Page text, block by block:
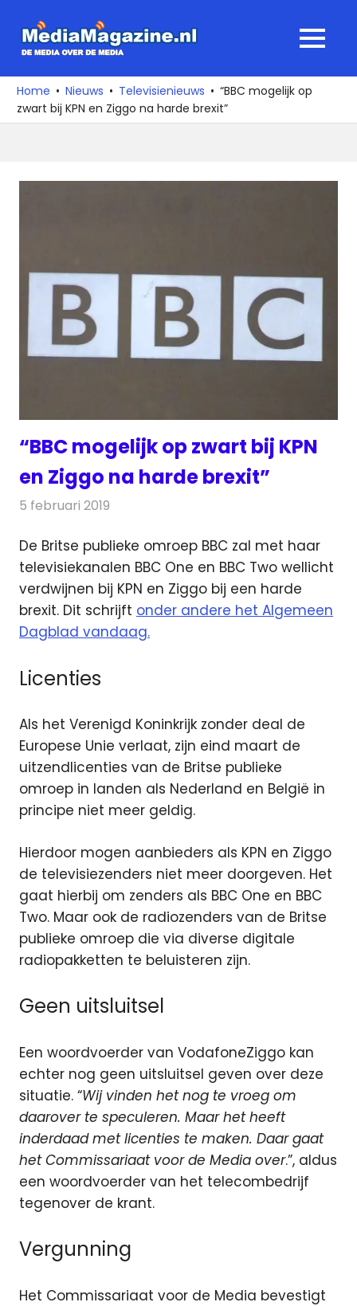
naar
media
over
de
MENU
Home Nieuws Televisienieuws
“BBC mogelijk op
zwart bij KPN en Ziggo na harde brexit”
“BBC mogelijk op zwart bij KPN
en Ziggo na harde brexit”
5 februari 2019
De Britse publieke omroep BBC zal met haar
televisiekanalen BBC One en BBC Two wellicht
verdwijnen bij KPN en Ziggo bij een harde
brexit. Dit schrijft onder andere het Algemeen
Dagblad vandaag.
Licenties
Als het Verenigd Koninkrijk zonder deal de
Europese Unie verlaat, zijn eind maart de
uitzendlicenties van de Britse publieke
omroep in landen als Nederland en België in
principe niet meer geldig.
Hierdoor mogen aanbieders als KPN en Ziggo
de televisiezenders niet meer doorgeven. Het
gaat hierbij om zenders als BBC One en BBC
Two. Maar ook de radiozenders van de Britse
publieke omroep die via diverse digitale
radiopakketten te beluisteren zijn.
Geen uitsluitsel
Een woordvoerder van VodafoneZiggo kan
echter nog geen uitsluitsel geven over deze
situatie. “Wij vinden het nog te vroeg om
daarover te speculeren. Maar het heeft
inderdaad met licenties te maken. Daar gaat
het Commissariaat voor de Media over.”, aldus
een woordvoerder van het telecombedrijf
tegenover de krant.
Vergunning
Het Commissariaat voor de Media bevestigt